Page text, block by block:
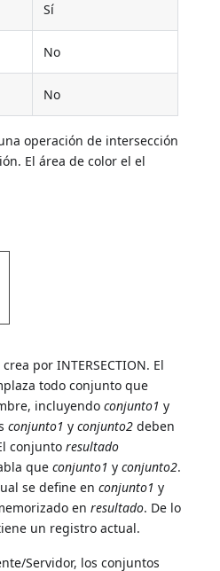
Sí
No
No
operación de intersección
El área de color el el
crea por INTERSECTION. El
todo conjunto que
incluyendoconjunto1 y
conjunto1 yconjunto2 deben
conjuntoresultado
queconjunto1 yconjunto2.
se define enconjunto1 y
enresultado. De lo
un registro actual.
Servidor, los conjuntos